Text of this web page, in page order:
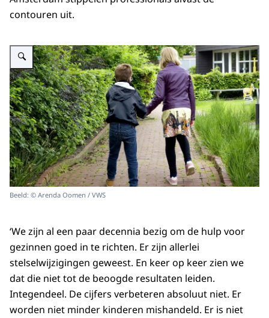
contouren uit.
Vergroot afbeelding Afbeelding van kinderen in speeltuin
Beeld: © Arenda Oomen / VWS
‘We zijn al een paar decennia bezig om de hulp voor
gezinnen goed in te richten. Er zijn allerlei
stelselwijzigingen geweest. En keer op keer zien we
dat die niet tot de beoogde resultaten leiden.
Integendeel. De cijfers verbeteren absoluut niet. Er
worden niet minder kinderen mishandeld. Er is niet